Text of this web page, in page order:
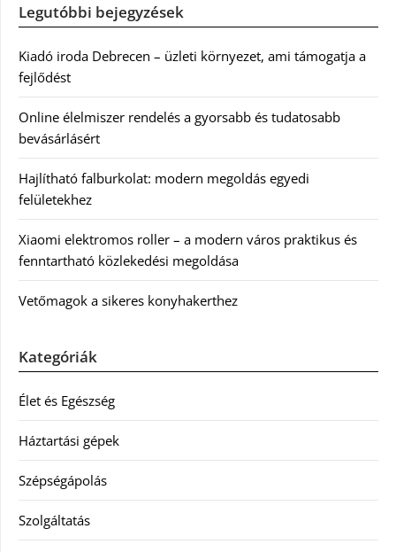
Legutóbbi bejegyzések
Kiadó iroda Debrecen – üzleti környezet, ami támogatja a
fejlődést
Online élelmiszer rendelés a gyorsabb és tudatosabb
bevásárlásért
Hajlítható falburkolat: modern megoldás egyedi
felületekhez
Xiaomi elektromos roller – a modern város praktikus és
fenntartható közlekedési megoldása
Vetőmagok a sikeres konyhakerthez
Kategóriák
Élet és Egészség
Háztartási gépek
Szépségápolás
Szolgáltatás